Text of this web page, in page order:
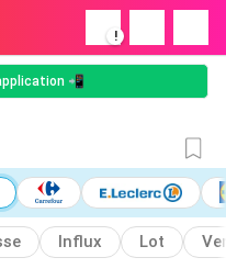
!
📲
Influx Lot